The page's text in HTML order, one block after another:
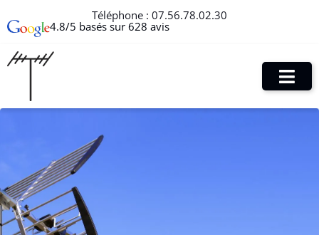
Téléphone : 07.56.78.02.30
4.8/5 basés sur 628 avis